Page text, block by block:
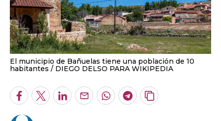
El municipio de Bañuelas tiene una población de 10
habitantes
DIEGO DELSO PARA WIKIPEDIA
Facebook
TwitterLinkedInEnviarWhatsapp
Telegram
Copiar